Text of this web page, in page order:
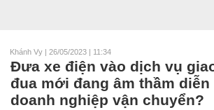
Khánh Vy | 26/05/2023 | 11:34
Đưa xe điện vào dịch vụ
đua mới đang âm thầm
doanh nghiệp vận chuyển?